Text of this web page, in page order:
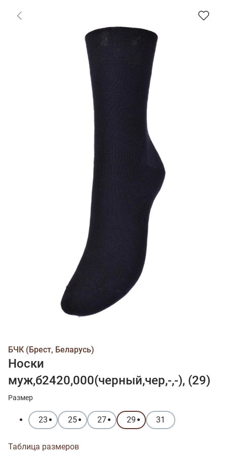
БЧК (Брест, Беларусь)
Носки
муж,б2420,000(черный,чер,-,-), (29)
Размер
23 25 27 29 31
Таблица размеров